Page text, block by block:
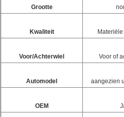
Grootte
Kwaliteit
Voor/Achterwiel Voor of
Automodel aangezien
OEM